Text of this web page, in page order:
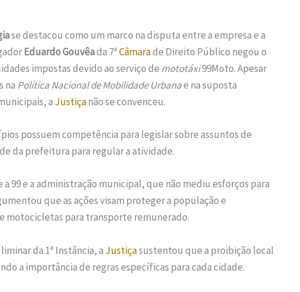
se destacou como um marco na disputa entre a empresa e a
Eduardo Gouvêada 7ªCâmarade Direito Público negou o
impostas devido ao serviço de mototáxi99Moto. Apesar
na Política Nacional de Mobilidade Urbanae na suposta
a Justiçanão se convenceu.
possuem competência para legislar sobre assuntos de
da prefeitura para regular a atividade.
99 e a administração municipal, que não mediu esforços para
que as ações visam proteger a população e
motocicletas para transporte remunerado.
da 1ª Instância, a Justiçasustentou que a proibição local
a importância de regras específicas para cada cidade.